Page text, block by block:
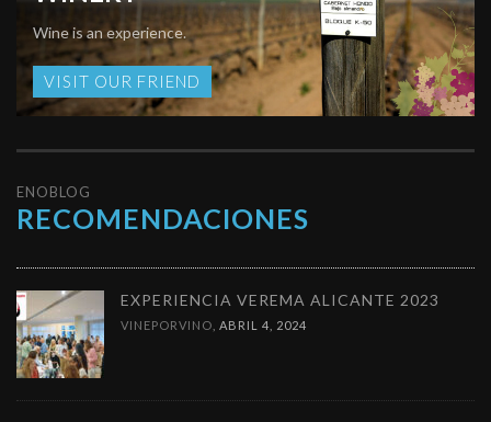
Wine is an experience.
VISIT OUR FRIEND
ENOBLOG
RECOMENDACIONES
EXPERIENCIA VEREMA ALICANTE 2023
VINEPORVINO ABRIL 4, 2024